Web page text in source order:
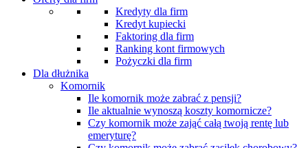
Kredyty dla firm
Kredyt kupiecki
Faktoring dla firm
Ranking kont firmowych
Pożyczki dla firm
Dla dłużnika
Komornik
Ile komornik może zabrać z pensji?
Ile aktualnie wynoszą koszty komornicze?
Czy komornik może zająć całą twoją rentę lub
emeryturę?